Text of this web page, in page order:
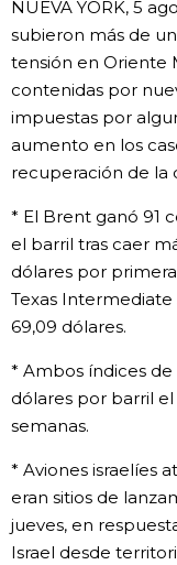
Gente
Blog
Tokio
Avisos
NUEVA YORK, 5
subieron más de
tensión en Oriente
contenidas por
impuestas por
aumento en los
recuperación de la
* El Brent ganó 91
el barril tras caer
dólares por
Texas Intermediate
69,09 dólares.
* Ambos índices
dólares por barril
semanas.
* Aviones israelíes
eran sitios de
jueves, en
Israel desde